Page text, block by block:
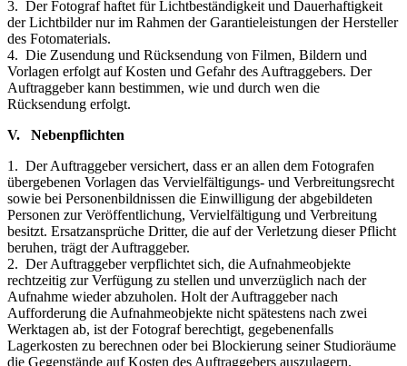
3. Der Fotograf haftet für Lichtbeständigkeit und Dauerhaftigkeit
der Lichtbilder nur im Rahmen der Garantieleistungen der Hersteller
des Fotomaterials.
4. Die Zusendung und Rücksendung von Filmen, Bildern und
Vorlagen erfolgt auf Kosten und Gefahr des Auftraggebers. Der
Auftraggeber kann bestimmen, wie und durch wen die
Rücksendung erfolgt.
V. Nebenpflichten
1. Der Auftraggeber versichert, dass er an allen dem Fotografen
übergebenen Vorlagen das Vervielfältigungs- und Verbreitungsrecht
sowie bei Personenbildnissen die Einwilligung der abgebildeten
Personen zur Veröffentlichung, Vervielfältigung und Verbreitung
besitzt. Ersatzansprüche Dritter, die auf der Verletzung dieser Pflicht
beruhen, trägt der Auftraggeber.
2. Der Auftraggeber verpflichtet sich, die Aufnahmeobjekte
rechtzeitig zur Verfügung zu stellen und unverzüglich nach der
Aufnahme wieder abzuholen. Holt der Auftraggeber nach
Aufforderung die Aufnahmeobjekte nicht spätestens nach zwei
Werktagen ab, ist der Fotograf berechtigt, gegebenenfalls
Lagerkosten zu berechnen oder bei Blockierung seiner Studioräume
die Gegenstände auf Kosten des Auftraggebers auszulagern.